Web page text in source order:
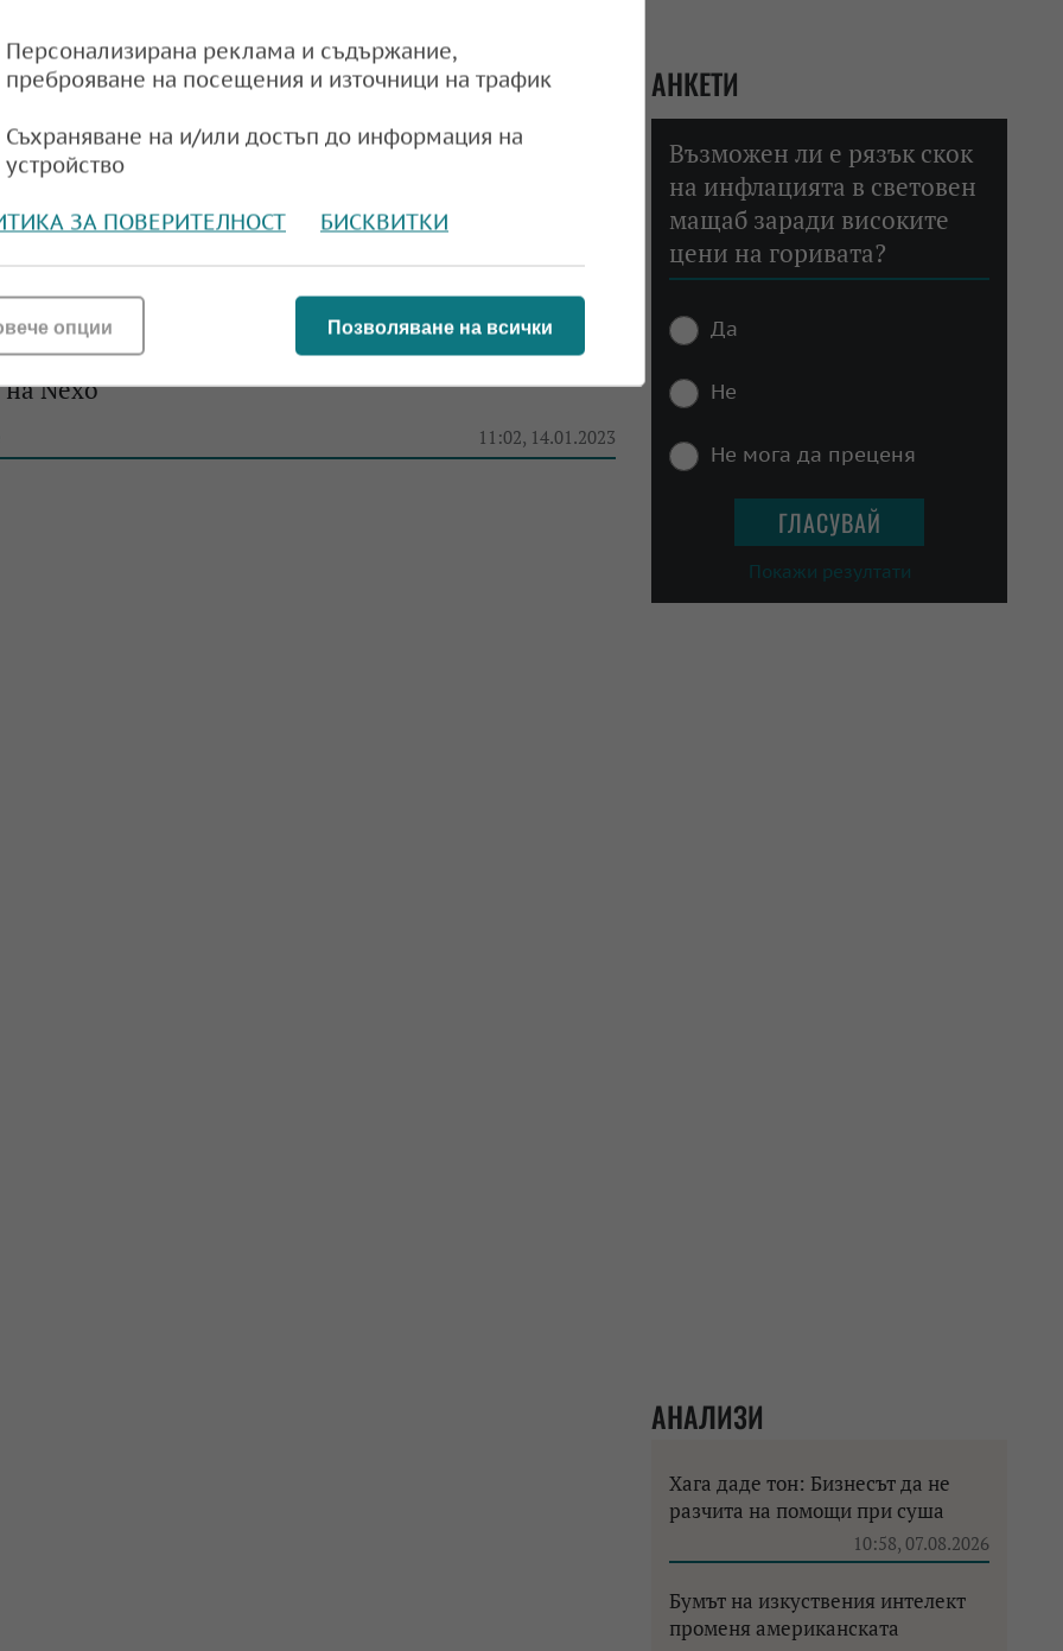
за един от съоснователите на
OneCoin
на Ружа Игнатова, имаме и
Nexo
11:02, 14.01.2023
АНКЕТИ
Възможен ли е рязък скок
на инфлацията в световен
мащаб заради високите
цени на горивата?
Да
Не
Не мога да преценя
Покажи резултати
АНАЛИЗИ
Хага даде тон: Бизнесът да не
разчита на помощи при суша
10:58, 07.08.2026
Бумът на изкуствения интелект
променя американската
Персонализирана реклама и съдържание,
преброяване на посещения и източници на трафик
Съхраняване на и/или достъп до информация на
устройство
ЗА ПОВЕРИТЕЛНОСТ БИСКВИТКИ
Позволяване на всички
опции